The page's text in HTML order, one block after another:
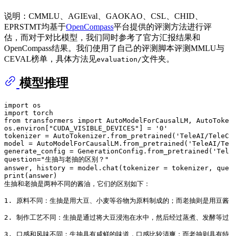
说明：CMMLU、AGIEval、GAOKAO、CSL、CHID、
EPRSTMT均基于OpenCompass平台提供的评测方法进行评
估，而对于对比模型，我们同时参考了官方汇报结果和
OpenCompass结果。我们使用了自己的评测脚本评测MMLU与
CEVAL榜单，具体方法见evaluation/文件夹。
模型推理
import
import
from transformers import AutoModelForCausalLM,
os.environ[
"CUDA_VISIBLE_DEVICES" ] =
'0'
tokenizer = AutoTokenizer.from_pretrained( 'TeleAI/
model = AutoModelForCausalLM.from_pretrained( 'TeleAI/
generate_config = GenerationConfig.from_pretrained(
question="生抽与老抽的区别？"
answer, history = model.chat(tokenizer = tokenizer,
print (answer)
生抽和老抽是两种不同的酱油，它们的区别如下：
1. 原料不同：生抽是用大豆、小麦等谷物为原料制成的；而老抽则是用豆
2. 制作工艺不同：生抽是通过将大豆浸泡在水中，然后经过蒸煮、发酵等
3. 口感和风味不同：生抽具有咸鲜的味道，口感比较清爽；而老抽则具有